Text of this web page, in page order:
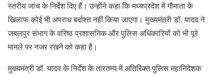
स्तरीय जांच के निर्देश दिए हैं। उन्होंने कहा कि मध्यप्रदेश में गौमाता के
खिलाफ कोई भी अपराध बर्दाश्त नहीं किया जाएगा। मुख्यमंत्री डॉ. यादव ने
जबलपुर संभाग के वरिष्ठ प्रशासनिक और पुलिस अधिकारियों को भी पूरे
मामले पर नजर रखने को कहा है।
मुख्यमंत्री डॉ. यादव के निर्देश के तारतम्य में अतिरिक्त पुलिस महानिदेशक